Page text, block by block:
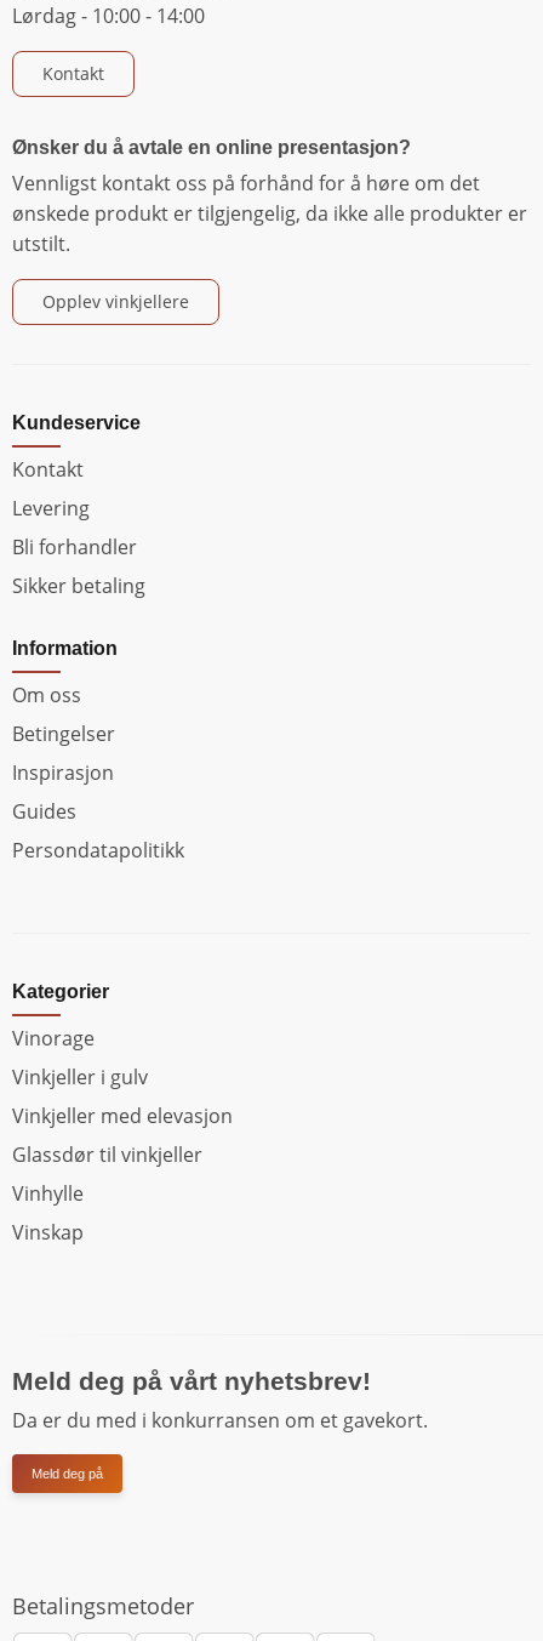
Lørdag - 10:00 - 14:00
Kontakt
Ønsker du å avtale en online presentasjon?
Vennligst kontakt oss på forhånd for å høre om det
ønskede produkt er tilgjengelig, da ikke alle produkter er
utstilt.
Opplev vinkjellere
Kundeservice
Kontakt
Levering
Bli forhandler
Sikker betaling
Information
Om oss
Betingelser
Inspirasjon
Guides
Persondatapolitikk
Kategorier
Vinorage
Vinkjeller i gulv
Vinkjeller med elevasjon
Glassdør til vinkjeller
Vinhylle
Vinskap
Meld deg på vårt nyhetsbrev!
Da er du med i konkurransen om et gavekort.
Meld deg på
Betalingsmetoder